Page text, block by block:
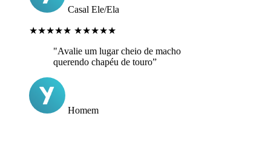
Casal Ele/Ela
★★★★★ ★★★★★
"Avalie um lugar cheio de macho
querendo chapéu de touro”
Homem